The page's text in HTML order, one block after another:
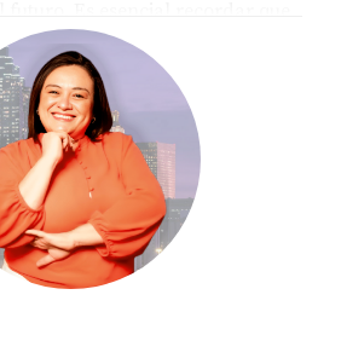
Desde los electrodomésticos
estructurales, todo debe ser
Una buena inspección te
informadas y asegurarte
tu dinero en un lugar que
CLAVE A